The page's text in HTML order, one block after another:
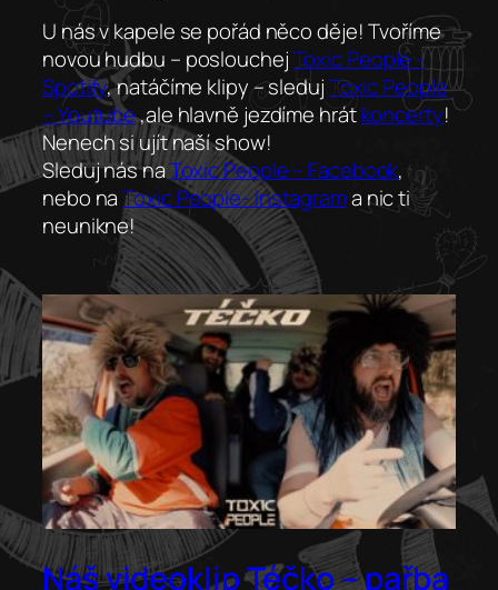
U nás v kapele se pořád něco děje! Tvoříme
novou hudbu – poslouchejToxic People -
Spotify, natáčíme klipy – sledujToxic People
– Youtube,ale hlavně jezdíme hrátkoncerty!
Nenech si ujít naší show!
Sleduj nás naToxic People – Facebook,
nebo naToxic People- Instagrama nic ti
neunikne!
Náš videoklip Téčko – pařba